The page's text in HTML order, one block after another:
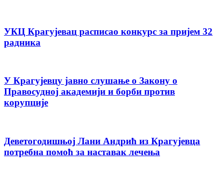
УКЦ Крагујевац расписао конкурс за пријем 32
радника
У Крагујевцу јавно слушање о Закону о
Правосудној академији и борби против
корупције
Деветогодишњој Лани Андрић из Крагујевца
потребна помоћ за наставак лечења